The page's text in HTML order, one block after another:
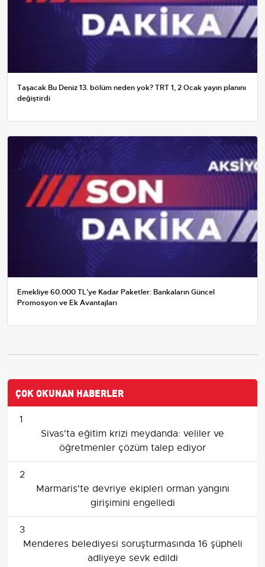
Taşacak Bu Deniz 13. bölüm neden yok? TRT 1, 2 Ocak yayın planını
değiştirdi
Emekliye 60.000 TL'ye Kadar Paketler: Bankaların Güncel
Promosyon ve Ek Avantajları
ÇOK OKUNAN HABERLER
1
Sivas'ta eğitim krizi meydanda: veliler ve
öğretmenler çözüm talep ediyor
2
Marmaris'te devriye ekipleri orman yangını
girişimini engelledi
3
Menderes belediyesi soruşturmasında 16 şüpheli
adliyeye sevk edildi